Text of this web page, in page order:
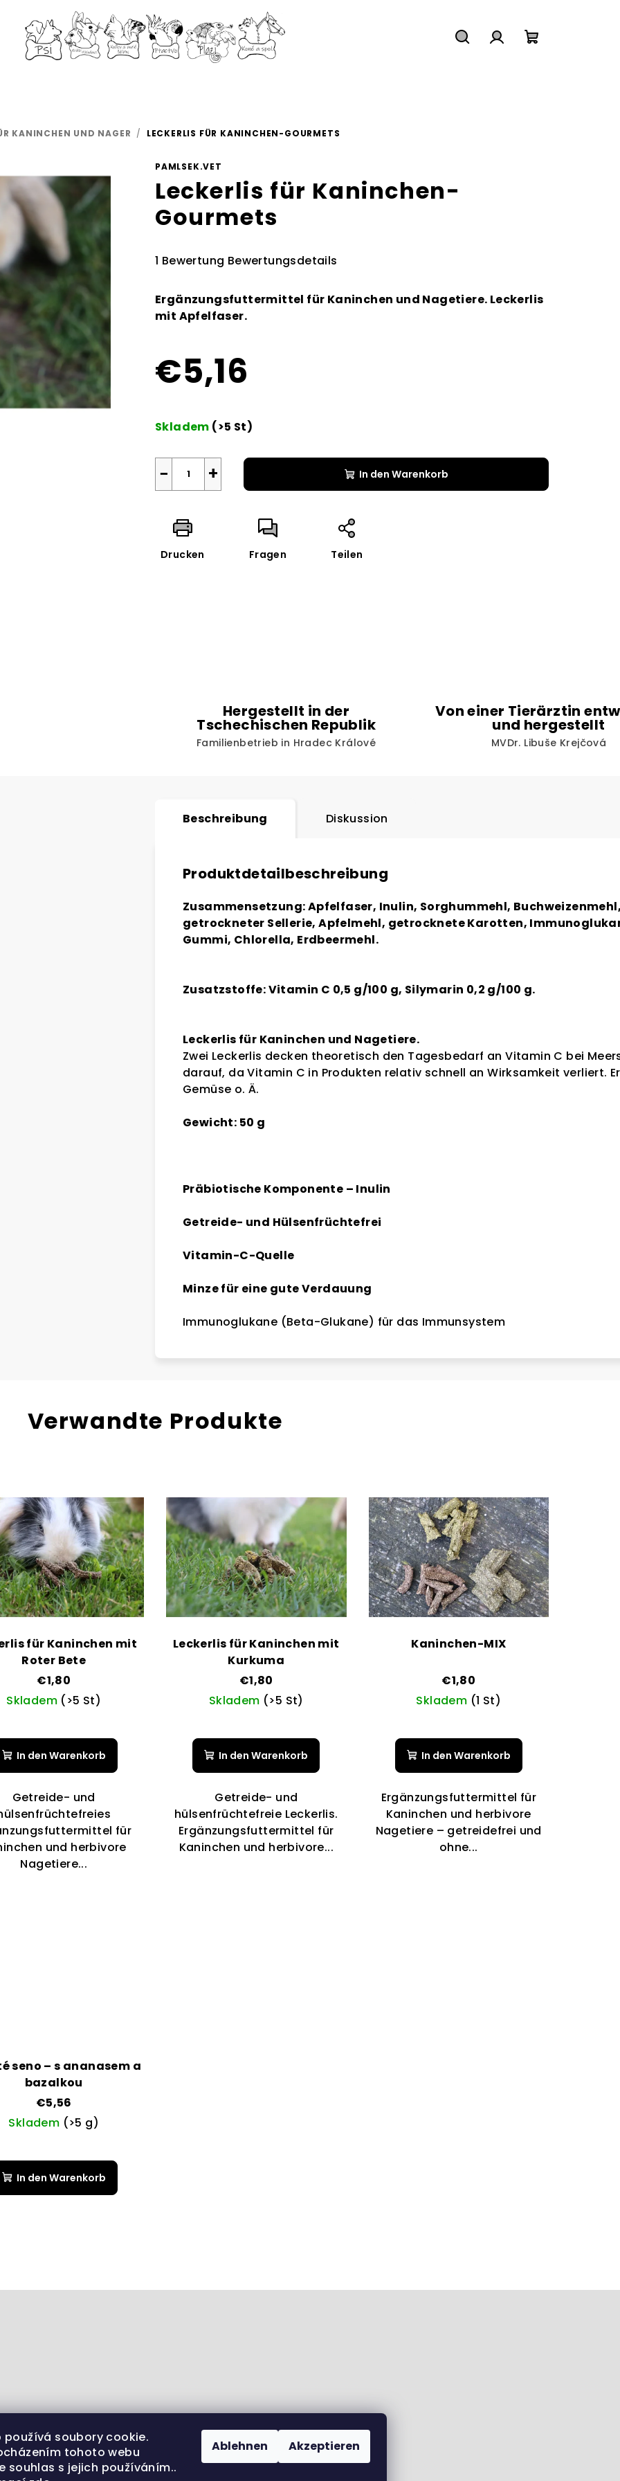
používá soubory cookie.
tohoto webu
souhlas s jejich používáním..
Ablehnen Akzeptieren
KANINCHEN UND NAGER / LECKERLIS FÜR KANINCHEN-GOURMETS
PAMLSEK.VET
Leckerlis für Kaninchen-
Gourmets
Die
Produktbewertung
ist
5
Sternen.
1 Bewertung Bewertungsdetails
Ergänzungsfuttermittel für Kaninchen und Nagetiere. Leckerlis
mit Apfelfaser.
€5,16
Skladem (>5 St)
+
− In den Warenkorb
Drucken Fragen Teilen
Hergestellt in der
Tschechischen Republik
Familienbetrieb in Hradec Králové
Von einer Tierärztin
und hergestellt
MVDr. Libuše Krejčová
Beschreibung Diskussion
Produktdetailbeschreibung
Zusammensetzung: Apfelfaser, Inulin, Sorghummehl,
getrockneter Sellerie, Apfelmehl, getrocknete Karotten,
Gummi, Chlorella, Erdbeermehl.
Zusatzstoffe: Vitamin C 0,5 g/100 g, Silymarin 0,2 g/100 g.
Leckerlis für Kaninchen und Nagetiere.
Zwei Leckerlis decken theoretisch den Tagesbedarf an Vitamin C bei
darauf, da Vitamin C in Produkten relativ schnell an Wirksamkeit verliert.
Gemüse o. Ä.
Gewicht: 50 g
Präbiotische Komponente – Inulin
Getreide- und Hülsenfrüchtefrei
Vitamin-C-Quelle
Minze für eine gute Verdauung
Immunoglukane (Beta-Glukane) für das Immunsystem
Verwandte Produkte
für Kaninchen mit
Roter Bete
€1,80
Skladem (>5 St)
durchschnittliche
Produktbewertung
ist
5,0
von
5
Sternen.
In den Warenkorb
Getreide- und
für
und herbivore
Nagetiere...
Leckerlis für Kaninchen mit
Kurkuma
€1,80
Skladem (>5 St)
durchschnittliche
Produktbewertung
ist
5,0
von
5
Sternen.
In den Warenkorb
Getreide- und
hülsenfrüchtefreie Leckerlis.
Ergänzungsfuttermittel für
Kaninchen und herbivore...
Kaninchen-MIX
€1,80
Skladem (1 St)
durchschnittliche
Produktbewertung
ist
5,0
von
5
Sternen.
In den Warenkorb
Ergänzungsfuttermittel für
Kaninchen und herbivore
Nagetiere – getreidefrei und
ohne...
seno – s ananasem a
bazalkou
€5,56
Skladem (>5 g)
In den Warenkorb